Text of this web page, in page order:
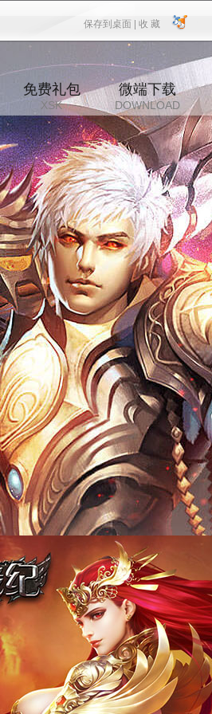
保存到桌面 |
保存到桌面 收 藏
收 藏
免费礼包
XSK
微端下载
DOWNLOAD